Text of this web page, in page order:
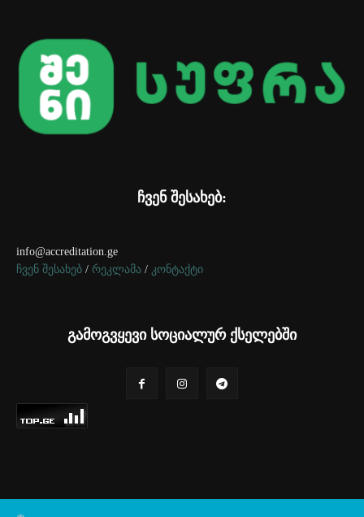
ჩვენ შესახებ:
info@accreditation.ge
ჩვენ შესახებ / რეკლამა / კონტაქტი
გამოგვყევი სოციალურ ქსელებში